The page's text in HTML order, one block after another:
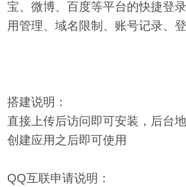
宝、微博、百度等平台的快捷登
用管理、域名限制、账号记录、登
搭建说明：
直接上传后访问即可安装，后台
创建应用之后即可使用
QQ互联申请说明：